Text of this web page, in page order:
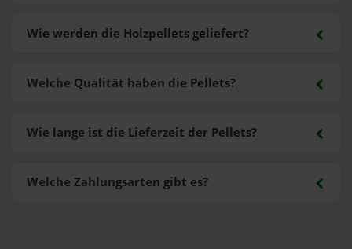
Wie werden die Holzpellets geliefert?
Welche Zahlungsarten gibt es?
Welche Qualität haben die Pellets?
Wie lange ist die Lieferzeit der Pellets?